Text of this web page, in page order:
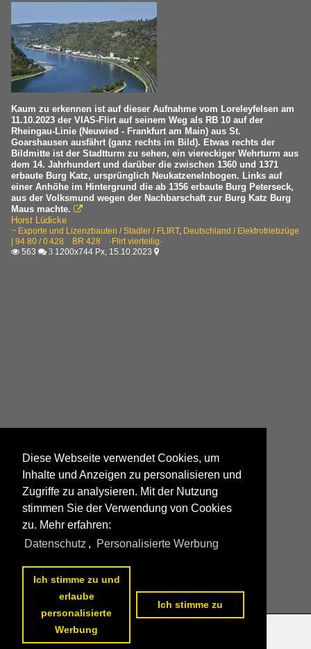
Kaum zu erkennen ist auf dieser Aufnahme vom Loreleyfelsen am
11.10.2023 der VIAS-Flirt auf seinem Weg als RB 10 auf der
Rheingau-Linie (Neuwied - Frankfurt am Main) aus St.
Goarshausen ausfährt (ganz rechts im Bild). Etwas rechts der
Bildmitte ist der Stadtturm zu sehen, ein viereckiger Wehrturm aus
dem 14. Jahrhundert und darüber die zwischen 1360 und 1371
erbaute Burg Katz, ursprünglich Neukatzenelnbogen. Links auf
einer Anhöhe im Hintergrund die ab 1356 erbaute Burg Peterseck,
aus der Volksmund wegen der Nachbarschaft zur Burg Katz Burg
Maus machte. 
Horst Lüdicke
~ Exporte und Lizenzbauten / Stadler / FLIRT, Deutschland / Elektrotriebzüge
| 94 80 / 0 428 BR 428 ·Flirt vierteilig·
 563  3 1200x744 Px, 15.10.2023 
Diese Webseite verwendet Cookies, um
Inhalte und Anzeigen zu personalisieren und
Zugriffe zu analysieren. Mit der Nutzung
stimmen Sie der Verwendung von Cookies
zu. Mehr erfahren:
Datenschutz , Personalisierte Werbung
Ich stimme zu und
erlaube
personalisierte
Werbung
Ich stimme zu